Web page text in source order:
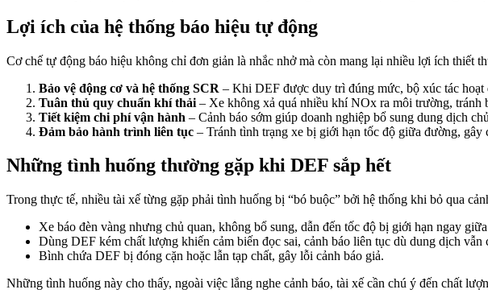
Lợi ích của hệ thống báo hiệu tự động
Cơ chế tự động báo hiệu không chỉ đơn giản là nhắc nhở mà còn mang lại nhiều lợi ích thiết
Bảo vệ động cơ và hệ thống SCR – Khi DEF được duy trì đúng mức, bộ xúc tác hoạt
Tuân thủ quy chuẩn khí thải – Xe không xả quá nhiều khí NOx ra môi trường, tránh
Tiết kiệm chi phí vận hành – Cảnh báo sớm giúp doanh nghiệp bổ sung dung dịch
Đảm bảo hành trình liên tục – Tránh tình trạng xe bị giới hạn tốc độ giữa đường, gây
Những tình huống thường gặp khi DEF sắp hết
Trong thực tế, nhiều tài xế từng gặp phải tình huống bị “bó buộc” bởi hệ thống khi bỏ qua
Xe báo đèn vàng nhưng chủ quan, không bổ sung, dẫn đến tốc độ bị giới hạn ngay
Dùng DEF kém chất lượng khiến cảm biến đọc sai, cảnh báo liên tục dù dung dịch vẫn
Bình chứa DEF bị đóng cặn hoặc lẫn tạp chất, gây lỗi cảnh báo giả.
Những tình huống này cho thấy, ngoài việc lắng nghe cảnh báo, tài xế cần chú ý đến chất